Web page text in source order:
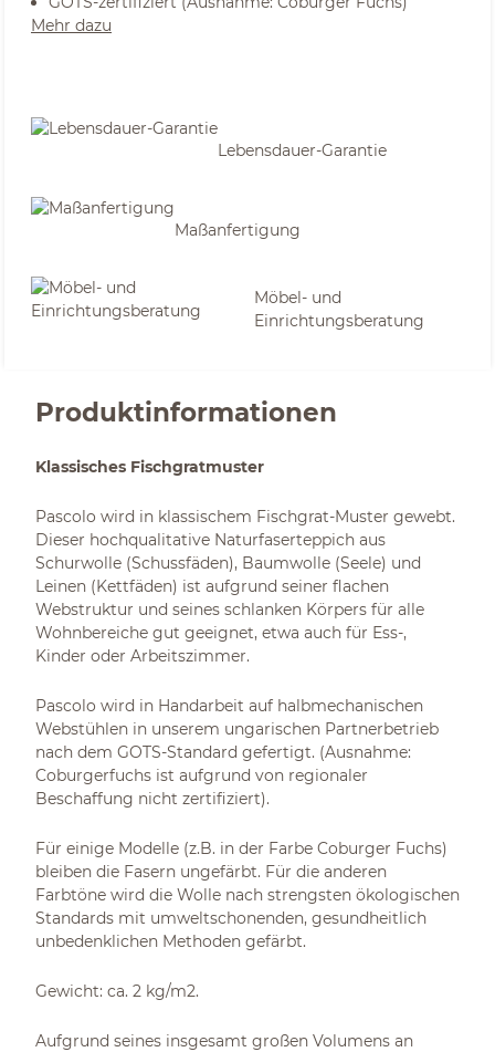
Mehr dazu
Lebensdauer-Garantie
Maßanfertigung
Möbel- und
Einrichtungsberatung
Produktinformationen
Klassisches Fischgratmuster
Pascolo wird in klassischem Fischgrat-Muster gewebt.
Dieser hochqualitative Naturfaserteppich aus
Schurwolle (Schussfäden), Baumwolle (Seele) und
Leinen (Kettfäden) ist aufgrund seiner flachen
Webstruktur und seines schlanken Körpers für alle
Wohnbereiche gut geeignet, etwa auch für Ess-,
Kinder oder Arbeitszimmer.
Pascolo wird in Handarbeit auf halbmechanischen
Webstühlen in unserem ungarischen Partnerbetrieb
nach dem GOTS-Standard gefertigt. (Ausnahme:
Coburgerfuchs ist aufgrund von regionaler
Beschaffung nicht zertifiziert).
Für einige Modelle (z.B. in der Farbe Coburger Fuchs)
bleiben die Fasern ungefärbt. Für die anderen
Farbtöne wird die Wolle nach strengsten ökologischen
Standards mit umweltschonenden, gesundheitlich
unbedenklichen Methoden gefärbt.
Gewicht: ca. 2 kg/m2.
Aufgrund seines insgesamt großen Volumens an